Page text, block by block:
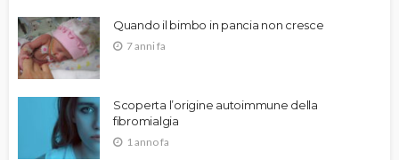
Quando il bimbo in pancia non cresce
7 anni fa
Scoperta l’origine autoimmune della
fibromialgia
1 anno fa